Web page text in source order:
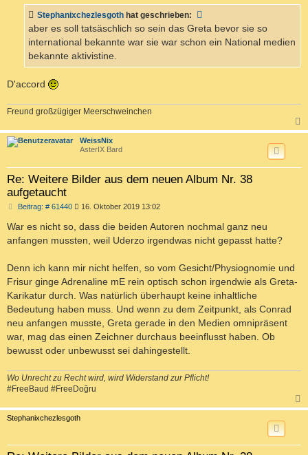
r
a
Stephanixchezlesgoth hat geschrieben:
aber es soll tatsäschlich so sein das Greta bevor sie so
international bekannte war sie war schon ein National medien
bekannte aktivistine.
D'accord
Freund großzügiger Meerschweinchen
a
WeissNix
AsterIX Bard
Re: Weitere Bilder aus dem neuen Album Nr. 38
aufgetaucht
Beitrag: # 61440B
i
t
r
16. Oktober 2019 13:02
War es nicht so, dass die beiden Autoren nochmal ganz neu
anfangen mussten, weil Uderzo irgendwas nicht gepasst hatte?
Denn ich kann mir nicht helfen, so vom Gesicht/Physiognomie und
Frisur ginge Adrenaline mE rein optisch schon irgendwie als Greta-
Karikatur durch. Was natürlich überhaupt keine inhaltliche
Bedeutung haben muss. Und wenn zu dem Zeitpunkt, als Conrad
neu anfangen musste, Greta gerade in den Medien omnipräsent
war, mag das einen Zeichner durchaus beeinflusst haben. Ob
bewusst oder unbewusst sei dahingestellt.
Wo Unrecht zu Recht wird, wird Widerstand zur Pflicht!
#FreeBaud #FreeDoğru
a
Stephanixchezlesgoth